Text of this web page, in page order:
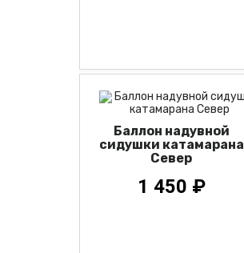
Баллон надувной
сидушки катамарана
Север
1 450 ₽